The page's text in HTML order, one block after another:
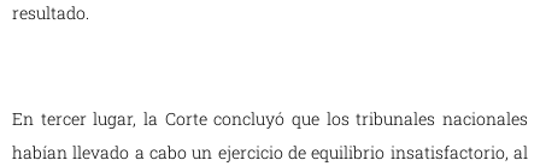
resultado.
En tercer lugar, la Corte concluyó que los tribunales nacionales
habían llevado a cabo un ejercicio de equilibrio insatisfactorio, al